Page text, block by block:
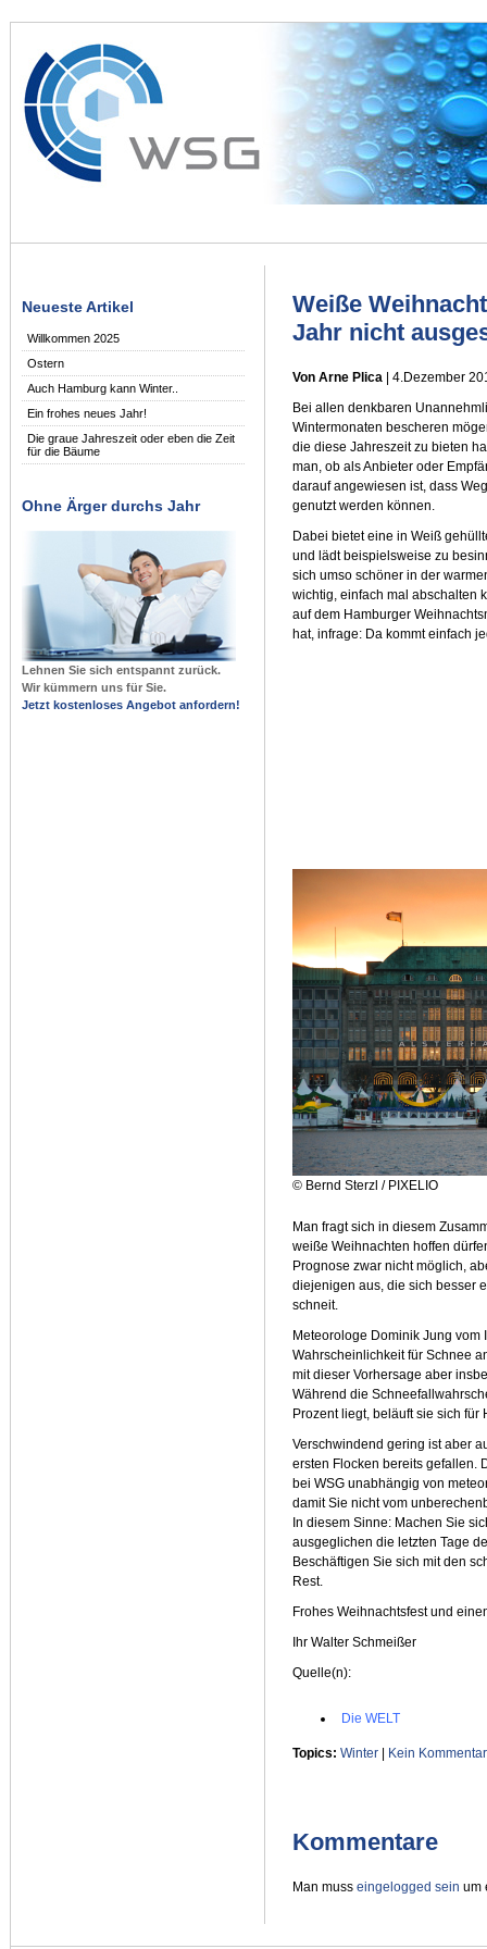
Neueste Artikel
Willkommen 2025
Ostern
Auch Hamburg kann Winter..
Ein frohes neues Jahr!
Die graue Jahreszeit oder eben die Zeit
für die Bäume
Ohne Ärger durchs Jahr
Lehnen Sie sich entspannt zurück.
Wir kümmern uns für Sie.
Jetzt kostenloses Angebot anfordern!
Weiße
Jahr nicht
Von Arne Plica | 4.Dezember
Bei allen denkbaren
Wintermonaten bescheren
die diese Jahreszeit zu bieten
man, ob als Anbieter oder
darauf angewiesen ist, dass
genutzt werden können.
Dabei bietet eine in Weiß
und lädt beispielsweise zu
sich umso schöner in der
wichtig, einfach mal abschalten
auf dem Hamburger
hat, infrage: Da kommt einfach
© Bernd Sterzl / PIXELIO
Man fragt sich in diesem
weiße Weihnachten hoffen
Prognose zwar nicht möglich,
diejenigen aus, die sich besser
schneit.
Meteorologe Dominik Jung vom
Wahrscheinlichkeit für Schnee
mit dieser Vorhersage aber
Während die
Prozent liegt, beläuft sie sich
Verschwindend gering ist aber
ersten Flocken bereits gefallen.
bei WSG unabhängig von
damit Sie nicht vom
In diesem Sinne: Machen Sie
ausgeglichen die letzten Tage
Beschäftigen Sie sich mit den
Rest.
Frohes Weihnachtsfest und
Ihr Walter Schmeißer
Quelle(n):
Die WELT
Topics: Winter Kein
Kommentare
Man muss eingelogged sein um